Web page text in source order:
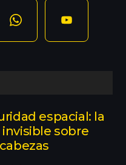
espacial: la
sobre